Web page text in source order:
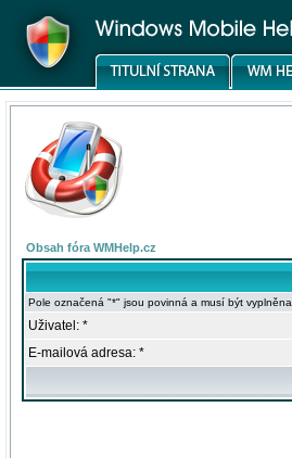
Obsah fóra WMHelp.cz
Pole označená "*" jsou povinná a musí být vyplněna
Uživatel: *
E-mailová adresa: *